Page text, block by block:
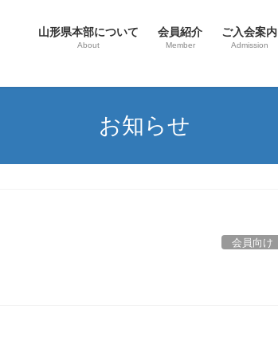
山形県本部について
About
会員紹介
Member
ご入会案内
Admission
お知らせ
会員向け